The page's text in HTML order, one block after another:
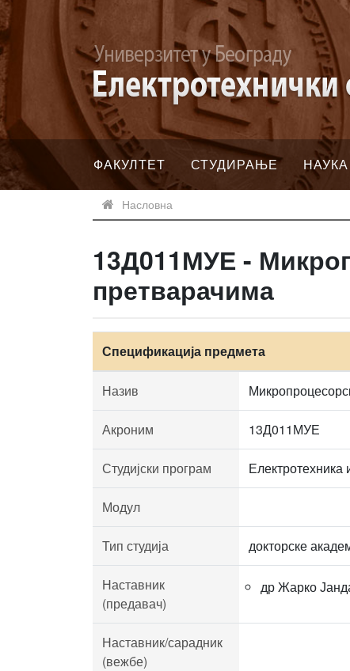
ФАКУЛТЕТ СТУДИРАЊЕ НАУКА
Насловна
13Д011МУЕ -
претварачима
Спецификација предмета
Назив
Акроним 13Д011МУЕ
Студијски програм Електротехника
Модул
Тип студија докторске
Наставник
(предавач)
др Жарко
Наставник/сарадник
(вежбе)